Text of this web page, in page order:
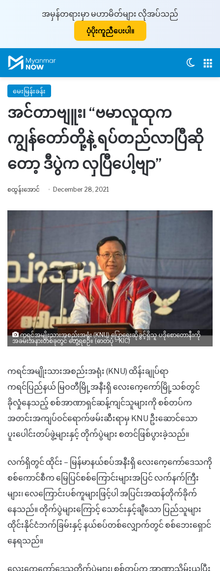
အမှန်တရားမှာ မဟာမိတ်များ လိုအပ်သည်
ပံ့ပိုးကူညီပေးပါ။
မေးမြန်းခန်း
အင်တာဗျူး၊ “ဗမာလူထုက
ကျွန်တော်တို့နဲ့ ရပ်တည်လာပြီဆို
တော့ ဒီပွဲက လှပြီပေါ့ဗျာ”
စထွန်းအောင် December 28, 2021
ကရင်အမျိုးသားအစည်းအရုံး (KNU) ပြောရေးဆိုခွင့်ရှိသူ ပဒိုစောတောနီးကို
အခမ်းအနားတစ်ခုတွင် တွေ့ရစဉ်။ (ဓာတ်ပုံ​ - KIC)
ကရင်အမျိုးသားအစည်းအရုံး (KNU) ထိန်းချုပ်ရာ
ကရင်ပြည်နယ် မြဝတီမြို့အနီးရှိ လေးကေ့ကော်မြို့သစ်တွင်
ခိုလှုံနေသည့် စစ်အာဏာရှင်ဆန့်ကျင်သူများကို စစ်တပ်က
အတင်းအကျပ်ဝင်ရောက်ဖမ်းဆီးရာမှ KNU ဦးဆောင်သော
ပူးပေါင်းတပ်ဖွဲ့များနှင့် တိုက်ပွဲများ စတင်ဖြစ်ပွားခဲ့သည်။
လက်ရှိတွင် ထိုင်း – မြန်မာနယ်စပ်အနီးရှိ လေးကေ့ကော်ဒေသကို
စစ်ကောင်စီက မြေပြင်စစ်ကြောင်းများအပြင် လက်နက်ကြီး
များ၊ လေကြောင်းပစ်ကူများဖြင့်ပါ အပြင်းအထန်တိုက်ခိုက်
နေသည်။ တိုက်ပွဲများကြောင့် သောင်းနှင့်ချီသော ပြည်သူများ
ထိုင်းနိုင်ငံဘက်ခြမ်းနှင့် နယ်စပ်တစ်လျှောက်တွင် စစ်ဘေးရှောင်
နေရသည်။
လေးကေ့ကော်ဒေသတိုက်ပွဲများ၊ စစ်တပ်က အာဏာသိမ်းယူပြီး